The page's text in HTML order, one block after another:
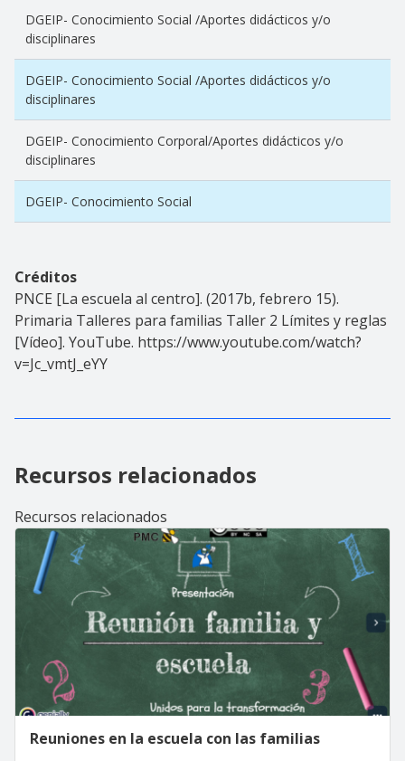
DGEIP- Conocimiento Social /Aportes didácticos y/o
disciplinares
DGEIP- Conocimiento Social /Aportes didácticos y/o
disciplinares
DGEIP- Conocimiento Corporal/Aportes didácticos y/o
disciplinares
DGEIP- Conocimiento Social
Créditos
PNCE [La escuela al centro]. (2017b, febrero 15).
Primaria Talleres para familias Taller 2 Límites y reglas
[Vídeo]. YouTube. https://www.youtube.com/watch?
v=Jc_vmtJ_eYY
Recursos relacionados
Recursos relacionados
Reuniones en la escuela con las familias